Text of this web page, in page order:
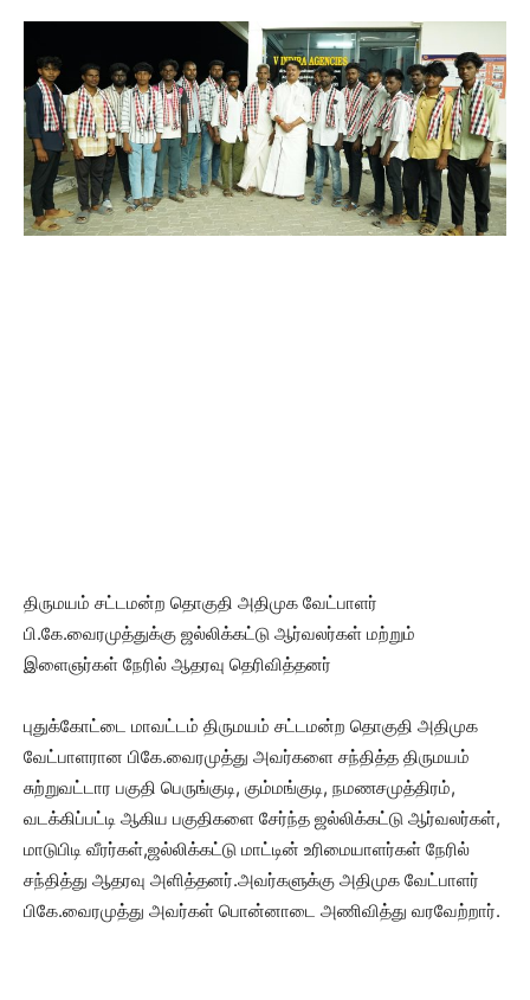
திருமயம் சட்டமன்ற தொகுதி அதிமுக வேட்பாளர்
பி.கே.வைரமுத்துக்கு ஜல்லிக்கட்டு ஆர்வலர்கள் மற்றும்
இளைஞர்கள் நேரில் ஆதரவு தெரிவித்தனர்
புதுக்கோட்டை மாவட்டம் திருமயம் சட்டமன்ற தொகுதி அதிமுக
வேட்பாளரான பிகே.வைரமுத்து அவர்களை சந்தித்த திருமயம்
சுற்றுவட்டார பகுதி பெருங்குடி, கும்மங்குடி, நமணசமுத்திரம்,
வடக்கிப்பட்டி ஆகிய பகுதிகளை சேர்ந்த ஜல்லிக்கட்டு ஆர்வலர்கள்,
மாடுபிடி வீரர்கள்,ஜல்லிக்கட்டு மாட்டின் உரிமையாளர்கள் நேரில்
சந்தித்து ஆதரவு அளித்தனர்.அவர்களுக்கு அதிமுக வேட்பாளர்
பிகே.வைரமுத்து அவர்கள் பொன்னாடை அணிவித்து வரவேற்றார்.